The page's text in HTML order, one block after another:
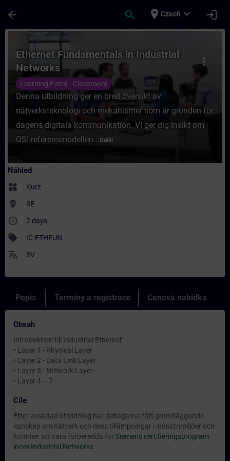
arrow_back search place Czech expand_more login
Kurz - Ethernet Fundamentals in
more_vert
Ethernet Fundamentals in Industrial
Networks
Learning Event - Classroom
Denna utbildning ger en bred översikt av
nätverksteknologi och mekanismer som är grunden för
dagens digitala kommunikation. Vi ger dig insikt om
OSI-referensmodellen... Další
Náhled
widgets Kurz
where_to_vote SE
access_time 2 days
sell IC-ETHFUN
translate SV
Popis Termíny a registrace Cenová nabídka
Obsah
Introduktion till Industrial Ethernet
• Layer 1 - Physical Layer
• Layer 2 - Data Link Layer
• Layer 3 - Network Layer
• Layer 4 – 7
Cíle
Efter avslutad utbildning har deltagarna fått grundläggande
kunskap om nätverk och dess tillämpningar i industrimiljöer och
kommer att vara förberedda förSiemens certifieringsprogram
inom Industrial Networks